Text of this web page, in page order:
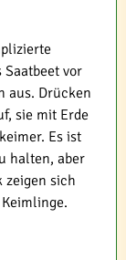
vor
aus. Drücken
sie mit Erde
Es ist
halten, aber
zeigen sich